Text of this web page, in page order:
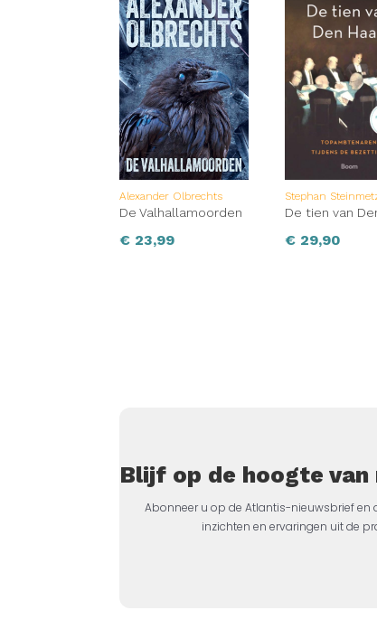
Alexander Olbrechts
De Valhallamoorden
€ 23,99
Stephan
De tien van
€ 29,90
Blijf op de hoogte
Abonneer u op de Atlantis-nieuwsbrief
inzichten en ervaringen uit de